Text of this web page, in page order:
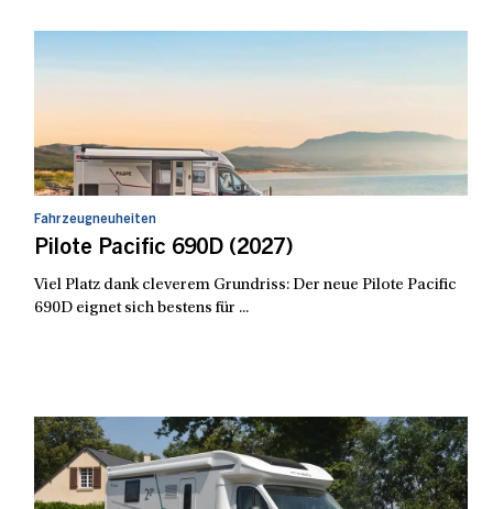
Fahrzeugneuheiten
Pilote Pacific 690D (2027)
Viel Platz dank cleverem Grundriss: Der neue Pilote Pacific
690D eignet sich bestens für ...